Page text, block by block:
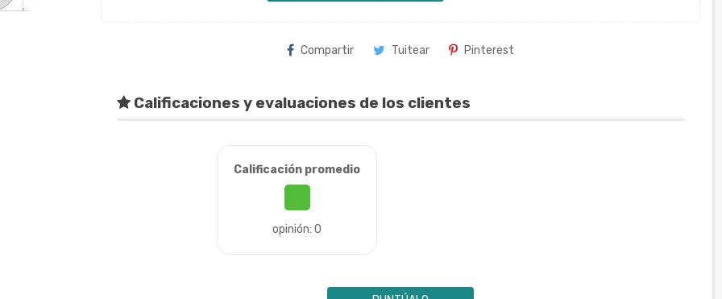
Compartir Tuitear Pinterest
Calificaciones y evaluaciones de los clientes
Calificación promedio
opinión: 0